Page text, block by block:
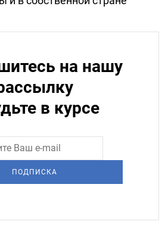
на нашу
в курсе
ПОДПИСКА